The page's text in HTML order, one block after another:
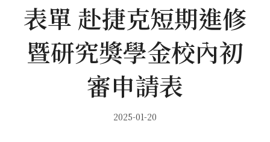
表單 赴捷克短期進修
暨研究獎學金校內初
審申請表
2025-01-20